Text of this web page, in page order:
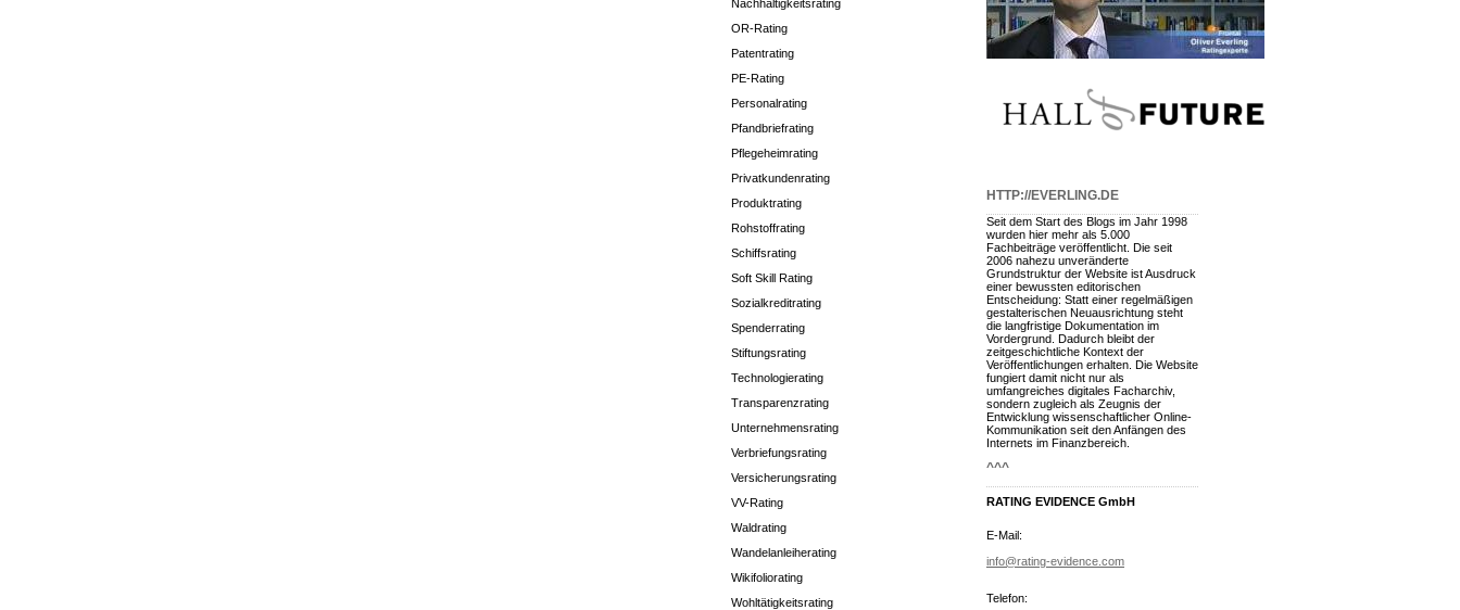
Nachhaltigkeitsrating
OR-Rating
Patentrating
PE-Rating
Personalrating
Pfandbriefrating
Pflegeheimrating
Privatkundenrating
Produktrating
Rohstoffrating
Schiffsrating
Soft Skill Rating
Sozialkreditrating
Spenderrating
Stiftungsrating
Technologierating
Transparenzrating
Unternehmensrating
Verbriefungsrating
Versicherungsrating
VV-Rating
Waldrating
Wandelanleiherating
Wikifoliorating
Wohltätigkeitsrating
HTTP://EVERLING.DE
Seit dem Start des Blogs im Jahr 1998
wurden hier mehr als 5.000
Fachbeiträge veröffentlicht. Die seit
2006 nahezu unveränderte
Grundstruktur der Website ist Ausdruck
einer bewussten editorischen
Entscheidung: Statt einer regelmäßigen
gestalterischen Neuausrichtung steht
die langfristige Dokumentation im
Vordergrund. Dadurch bleibt der
zeitgeschichtliche Kontext der
Veröffentlichungen erhalten. Die Website
fungiert damit nicht nur als
umfangreiches digitales Facharchiv,
sondern zugleich als Zeugnis der
Entwicklung wissenschaftlicher Online-
Kommunikation seit den Anfängen des
Internets im Finanzbereich.
^^^
RATING EVIDENCE GmbH
E-Mail:
info@rating-evidence.com
Telefon: